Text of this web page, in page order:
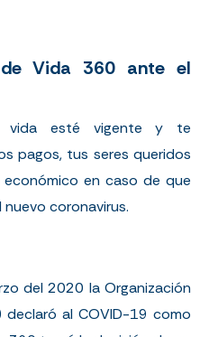
Vida 360 ante el
vida esté vigente y te
pagos, tus seres queridos
en caso de que
coronavirus.
del 2020 la Organización
declaró al COVID-19 como